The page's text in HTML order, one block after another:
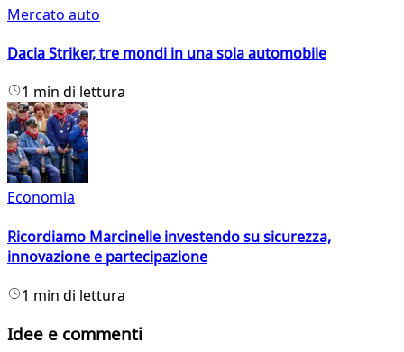
Mercato auto
Dacia Striker, tre mondi in una sola automobile
1 min di lettura
Economia
Ricordiamo Marcinelle investendo su sicurezza,
innovazione e partecipazione
1 min di lettura
Idee e commenti